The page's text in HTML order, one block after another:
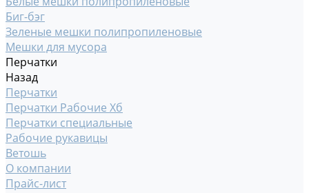
Биг-бэг
Зеленые мешки полипропиленовые
Мешки для мусора
Перчатки
Назад
Перчатки
Перчатки Рабочие Хб
Перчатки специальные
Рабочие рукавицы
Ветошь
О компании
Прайс-лист